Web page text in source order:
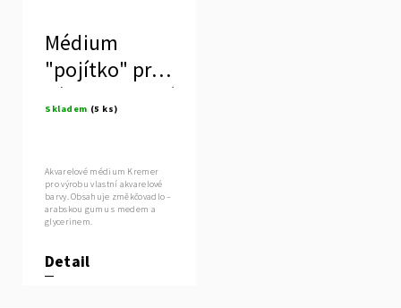
Médium
"pojítko" pro
výrobu vlastní
Skladem (5 ks)
Detail
Akvarelové médium Kremer
pro výrobu vlastní akvarelové
barvy. Obsahuje změkčovadlo –
arabskou gumu s medem a
glycerinem.